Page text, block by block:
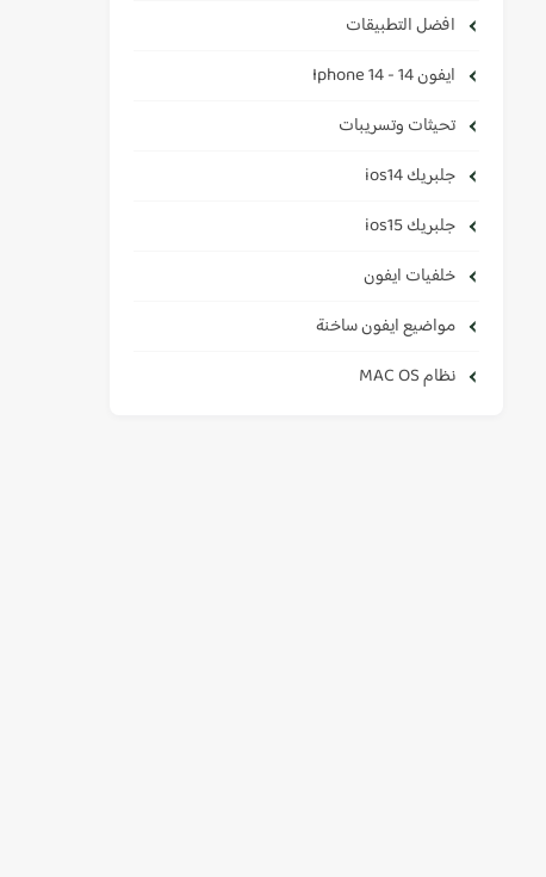
افضل التطبيقات
ايفون 14 - Iphone 14
تحيثات وتسريبات
جلبريك ios14
جلبريك ios15
خلفيات ايفون
مواضيع ايفون ساخنة
نظام MAC OS